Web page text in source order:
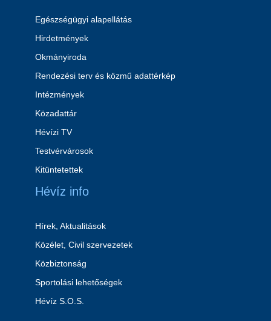
Egészségügyi alapellátás
Hirdetmények
Okmányiroda
Rendezési terv és közmű adattérkép
Intézmények
Közadattár
Hévízi TV
Testvérvárosok
Kitüntetettek
Hévíz info
Hírek, Aktualitások
Közélet, Civil szervezetek
Közbiztonság
Sportolási lehetőségek
Hévíz S.O.S.